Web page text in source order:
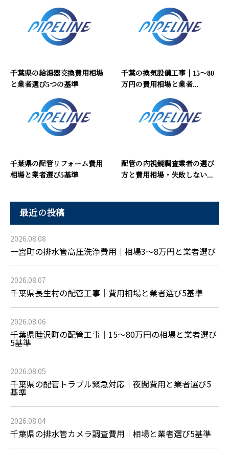
千葉県の給湯器交換費用相場
と業者選び5つの基準
千葉の換気設備工事｜15〜80
万円の費用相場と業者...
千葉県の配管リフォーム費用
相場と業者選び5基準
配管の内視鏡調査業者の選び
方と費用相場・失敗しない...
最近の投稿
2026.08.08
一宮町の排水管高圧洗浄費用｜相場3〜8万円と業者選び
2026.08.07
千葉県長生村の配管工事｜費用相場と業者選び5基準
2026.08.06
千葉県睦沢町の配管工事｜15〜80万円の相場と業者選び
5基準
2026.08.05
千葉県の配管トラブル緊急対応｜夜間費用と業者選び5
基準
2026.08.04
千葉県の排水管カメラ調査費用｜相場と業者選び5基準